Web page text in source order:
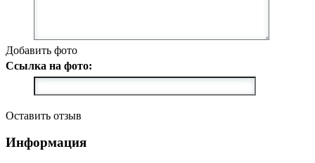
Добавить фото
Ссылка на фото:
Оставить отзыв
Информация